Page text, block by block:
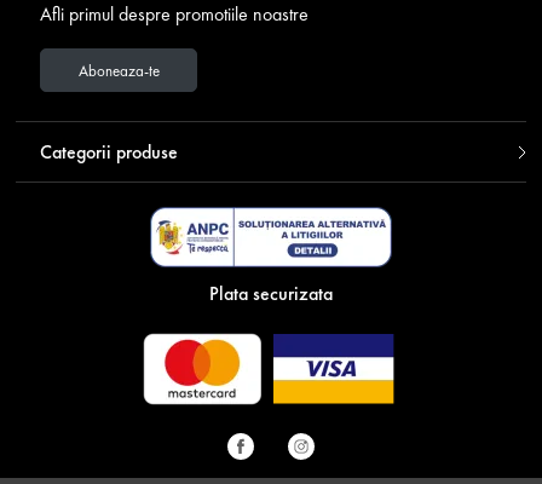
Afli primul despre promotiile noastre
Aboneaza-te
Categorii produse
Plata securizata